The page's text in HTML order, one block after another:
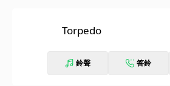
Torpedo
鈴聲 答鈴